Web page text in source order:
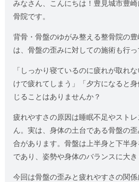
みなさん、こんにちは！豊見城市豊
骨院です。
背骨・骨盤のゆがみ整える整骨院の
は、骨盤の歪みに対しての施術も行っ
「しっかり寝ているのに疲れが取れ
けで疲れてしまう」「夕方になると
じることはありませんか？
疲れやすさの原因は睡眠不足やスト
ん。実は、身体の土台である骨盤の
合があります。骨盤は上半身と下半
であり、姿勢や身体のバランスに大き
今回は骨盤の歪みと疲れやすさの関